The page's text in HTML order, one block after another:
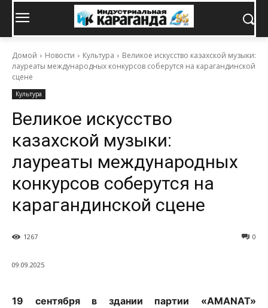
Домой Новости Культура
Великое искусство казахской музыки:
лауреаты международных конкурсов соберутся на карагандинской
сцене
Культура
Великое искусство
казахской музыки:
лауреаты международных
конкурсов соберутся на
карагандинской сцене
0
1267
09.09.2025
19 сентября в здании партии «AMANAT»